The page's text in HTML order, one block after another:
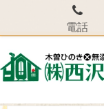
電話